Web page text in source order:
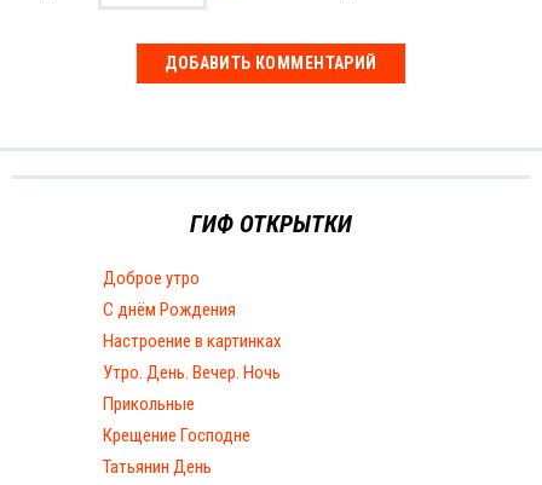
ГИФ ОТКРЫТКИ
Доброе утро
С днём Рождения
Настроение в картинках
Утро. День. Вечер. Ночь
Прикольные
Крещение Господне
Татьянин День